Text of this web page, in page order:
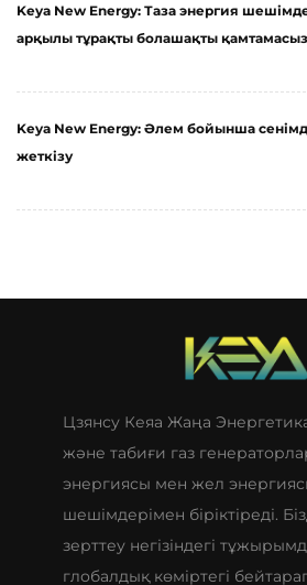
Keya New Energy: Таза энергия
арқылы тұрақты болашақты
Keya New Energy: Әлем бойынша
жеткізу
Цзянсу Кеяа Жаңа Энергетика
және табиғи газ
энергиясы мен жел
шешімдерімен біріктіреді.
зерттеу негізіндегі
глобалдық көміртегі